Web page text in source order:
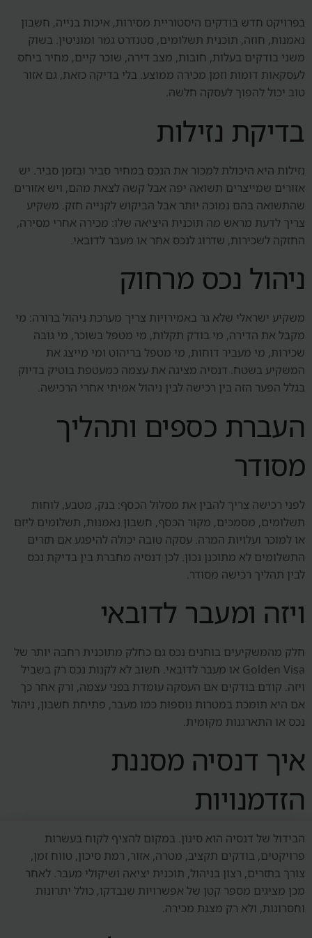
בפרויקט חדש בודקים היסטוריית מסירות, איכות בנייה, חשבון
נאמנות, חוזה, תוכנית תשלומים, סטנדרט גמר ומוניטין. בשוק
משני בודקים בעלות, חובות, מצב דירה, שוכר קיים, מחיר ביחס
לעסקאות דומות וזמן מכירה ממוצע. בלי בדיקה כזאת, גם אזור
טוב יכול להפוך לעסקה חלשה.
בדיקת נזילות
נזילות היא היכולת למכור את הנכס במחיר סביר ובזמן סביר. יש
אזורים שמייצרים תשואה יפה אבל קשה לצאת מהם, ויש אזורים
שהתשואה בהם נמוכה יותר אבל הביקוש לקנייה חזק. משקיע
צריך לדעת מראש מה תוכנית היציאה שלו: מכירה אחרי מסירה,
החזקה לשכירות, שדרוג לנכס אחר או מעבר לדובאי.
ניהול נכס מרחוק
משקיע ישראלי שלא גר באמירויות צריך מערכת ניהול ברורה: מי
מקבל את הדירה, מי בודק תקלות, מי מטפל בשוכר, מי גובה
שכירות, מי מעביר דוחות, מי מטפל בריהוט ומי מייצג את
המשקיע בשטח. דנסיה מציגה את עצמה כמעטפת בוטיק בדיוק
בגלל הפער הזה בין רכישה לבין ניהול אמיתי אחרי הרכישה.
העברת כספים ותהליך
מסודר
לפני רכישה צריך להבין את מסלול הכסף: בנק, מטבע, לוחות
תשלומים, מסמכים, מקור הכסף, חשבון נאמנות, תשלומים ליזם
או למוכר ועלויות המרה. עסקה טובה יכולה להיפגע אם תזרים
התשלומים לא מתוכנן נכון. לכן דנסיה מחברת בין בדיקת נכס
לבין תהליך רכישה מסודר.
ויזה ומעבר לדובאי
חלק מהמשקיעים בוחנים נכס גם כחלק מתוכנית רחבה יותר של
Golden Visa או מעבר לדובאי. חשוב לא לקנות נכס רק בשביל
ויזה. קודם בודקים אם העסקה עומדת בפני עצמה, ורק אחר כך
אם היא תומכת במטרות נוספות כמו מעבר, פתיחת חשבון, ניהול
נכס או התארגנות מקומית.
איך דנסיה מסננת
הזדמנויות
הבידול של דנסיה הוא סינון. במקום להציף לקוח בעשרות
פרויקטים, בודקים תקציב, מטרה, אזור, רמת סיכון, טווח זמן,
צורך בתזרים, רצון בניהול, תוכנית יציאה ושיקולי מעבר. לאחר
מכן מציגים מספר קטן של אפשרויות שנבדקו, כולל יתרונות
וחסרונות, ולא רק מצגת מכירה.